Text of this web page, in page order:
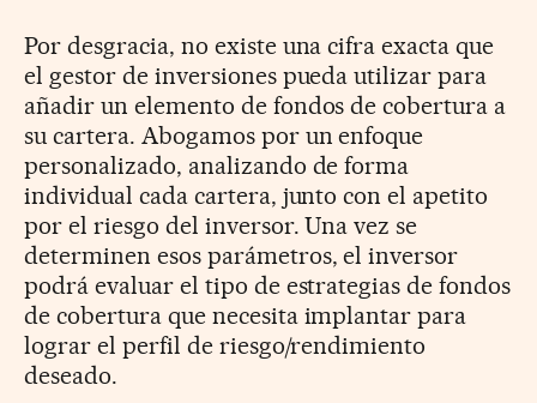
Por desgracia, no existe una cifra exacta que
el gestor de inversiones pueda utilizar para
añadir un elemento de fondos de cobertura a
su cartera. Abogamos por un enfoque
personalizado, analizando de forma
individual cada cartera, junto con el apetito
por el riesgo del inversor. Una vez se
determinen esos parámetros, el inversor
podrá evaluar el tipo de estrategias de fondos
de cobertura que necesita implantar para
lograr el perfil de riesgo/rendimiento
deseado.